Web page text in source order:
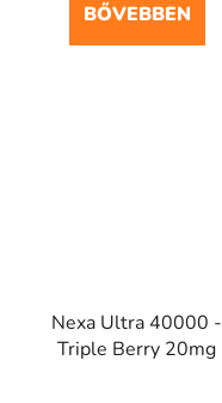
BŐVEBBEN
Nexa Ultra 40000 -
Triple Berry 20mg